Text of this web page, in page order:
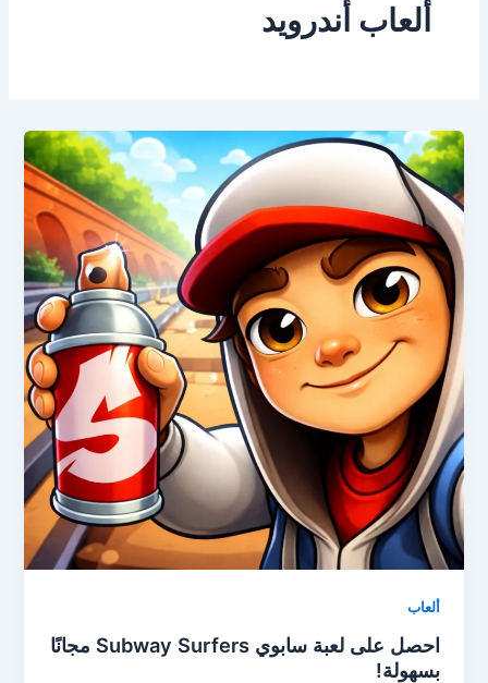
ألعاب أندرويد
ألعاب
احصل على لعبة سابوي Subway Surfers مجانًا
بسهولة!